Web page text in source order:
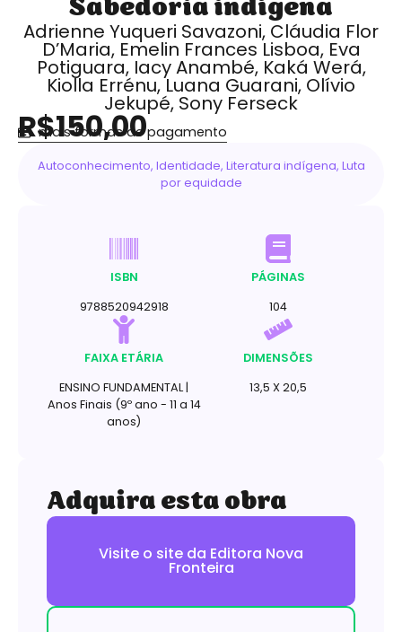
Sabedoria indígena
Adrienne Yuqueri Savazoni, Cláudia Flor
D’Maria, Emelin Frances Lisboa, Eva
Potiguara, Iacy Anambé, Kaká Werá,
Kiolla Errénu, Luana Guarani, Olívio
Jekupé, Sony Ferseck
R$150,00
mais formas de pagamento
Autoconhecimento, Identidade, Literatura indígena, Luta
por equidade
ISBN
9788520942918
PÁGINAS
104
FAIXA ETÁRIA
ENSINO FUNDAMENTAL |
Anos Finais (9º ano - 11 a 14
anos)
DIMENSÕES
13,5 X 20,5
Adquira esta obra
Visite o site da Editora Nova
Fronteira